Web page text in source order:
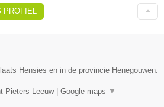
Hensies en in de provincie Henegouwen.
Pieters Leeuw| Google maps ▼